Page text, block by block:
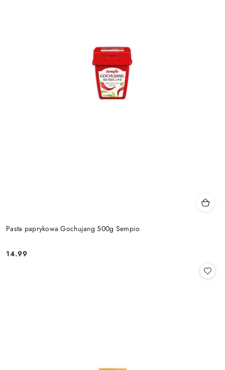
Pasta paprykowa Gochujang 500g Sempio
Cena:
14.99